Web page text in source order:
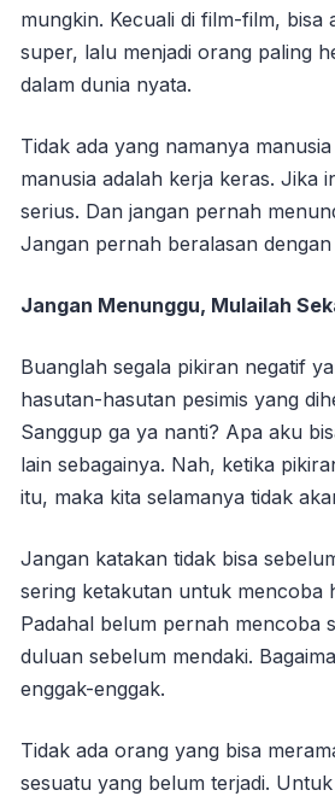
mungkin. Kecuali di film-film,
super, lalu menjadi orang paling
dalam dunia nyata.
Tidak ada yang namanya
manusia adalah kerja keras. Jika
serius. Dan jangan pernah
Jangan pernah beralasan
Jangan Menunggu, Mulailah
Buanglah segala pikiran negatif
hasutan-hasutan pesimis yang
Sanggup ga ya nanti? Apa aku
lain sebagainya. Nah, ketika
itu, maka kita selamanya tidak
Jangan katakan tidak bisa
sering ketakutan untuk mencoba
Padahal belum pernah mencoba
duluan sebelum mendaki.
enggak-enggak.
Tidak ada orang yang bisa
sesuatu yang belum terjadi.